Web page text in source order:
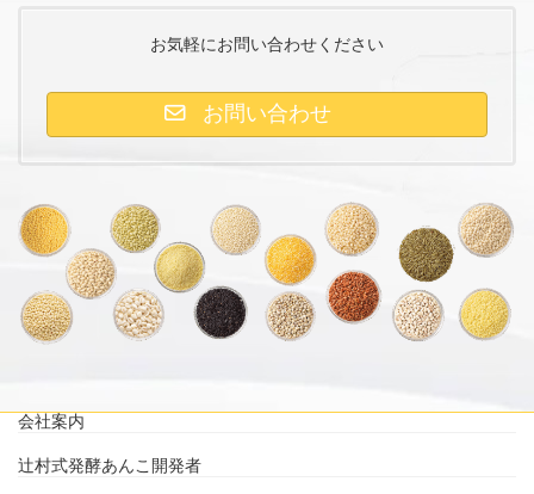
お気軽にお問い合わせください
お問い合わせ
会社案内
辻村式発酵あんこ開発者